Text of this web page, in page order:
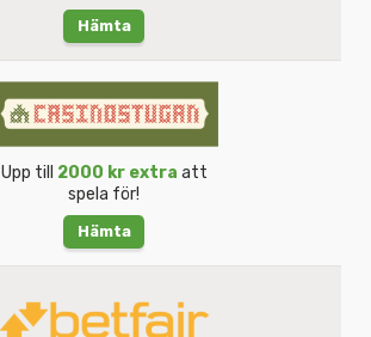
Hämta
Upp till 2000 kr extra att
spela för!
Hämta